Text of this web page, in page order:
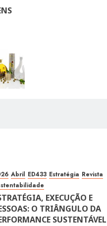
Abril ED433 Estratégia Revista
EXECUÇÃO E
O TRIÂNGULO DA
SUSTENTÁVEL